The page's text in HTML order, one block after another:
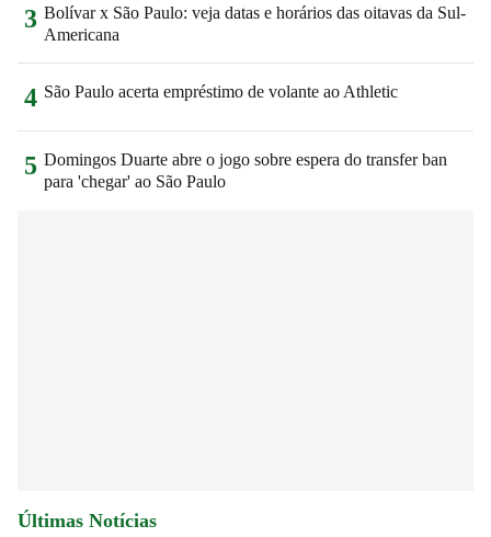
3 Bolívar x São Paulo: veja datas e horários das oitavas da Sul-
Americana
4 São Paulo acerta empréstimo de volante ao Athletic
5 Domingos Duarte abre o jogo sobre espera do transfer ban
para 'chegar' ao São Paulo
Últimas Notícias